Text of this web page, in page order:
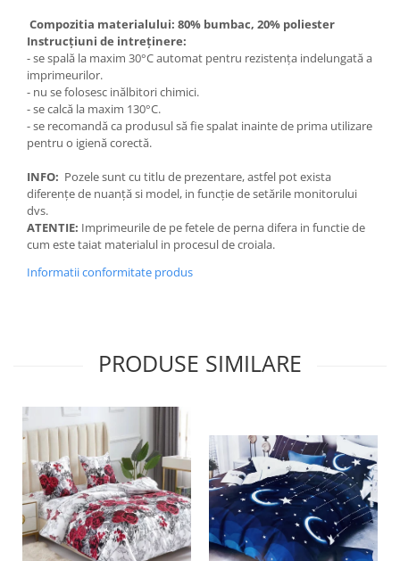
Compozitia materialului: 80% bumbac, 20% poliester
Instrucțiuni de intreținere:
- se spală la maxim 30°C automat pentru rezistența indelungată a
imprimeurilor.
- nu se folosesc inălbitori chimici.
- se calcă la maxim 130°C.
- se recomandă ca produsul să fie spalat inainte de prima utilizare
pentru o igienă corectă.
INFO: Pozele sunt cu titlu de prezentare, astfel pot exista
diferențe de nuanță si model, in funcție de setările monitorului
dvs.
ATENTIE: Imprimeurile de pe fetele de perna difera in functie de
cum este taiat materialul in procesul de croiala.
Informatii conformitate produs
PRODUSE SIMILARE